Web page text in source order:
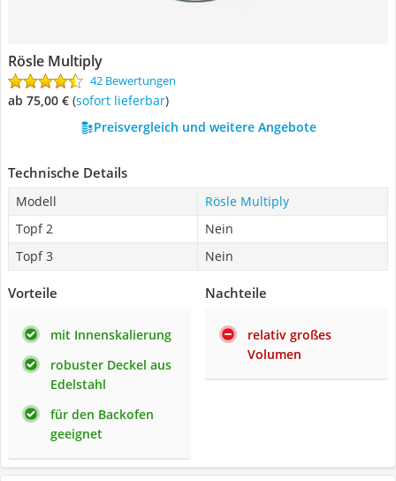
Rösle Multiply
42 Bewertungen
ab 75,00 € ( Sofort lieferbar)
Preisvergleich und weitere Angebote
Technische Details
Modell
Rösle Multiply
Topf 2
Nein
Topf 3
Nein
Vorteile
mit Innenskalierung
robuster Deckel aus
Edelstahl
für den Backofen
geeignet
Nachteile
relativ großes
Volumen